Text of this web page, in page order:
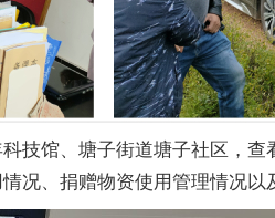
技馆、塘子街道塘子社区，
况、捐赠物资使用管理情况以